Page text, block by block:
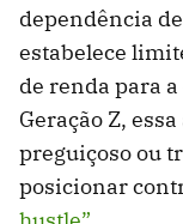
dependência
estabelece
de renda para
Geração Z,
preguiçoso ou
posicionar